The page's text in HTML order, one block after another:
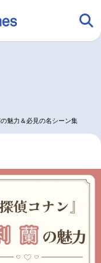
ズ 映画
ンド 無料マンガ
記事一覧
魅力＆必見の名シーン集